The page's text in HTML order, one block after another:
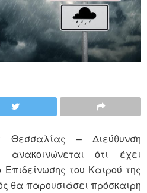
Θεσσαλίας – Διεύθυνση
ανακοινώνεται ότι έχει
Επιδείνωσης του Καιρού της
θα παρουσιάσει πρόσκαιρη